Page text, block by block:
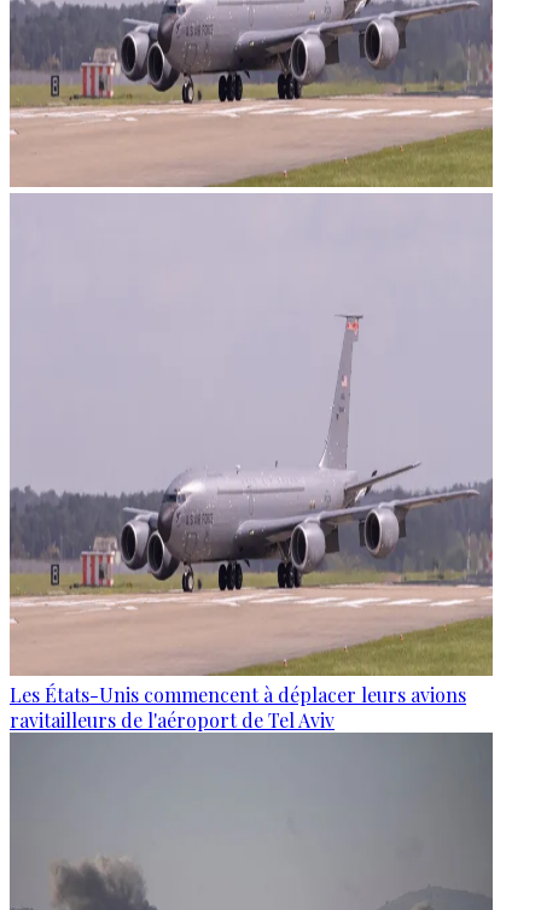
Les États-Unis commencent à déplacer leurs avions
ravitailleurs de l'aéroport de Tel Aviv